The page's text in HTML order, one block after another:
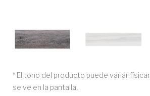
* El tono del producto puede variar
se ve en la pantalla.